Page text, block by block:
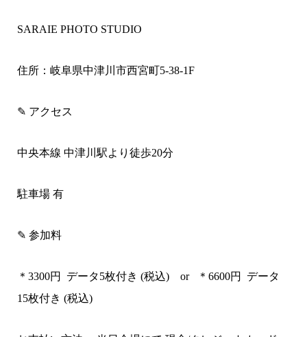
SARAIE PHOTO STUDIO
住所： 岐阜県中津川市西宮町5-38-1F
✎ アクセス
中央本線 中津川 駅より徒歩20分
駐車場 有
✎ 参加料
＊3300円 データ5枚付き (税込) or ＊6600円 データ
15枚付き (税込)